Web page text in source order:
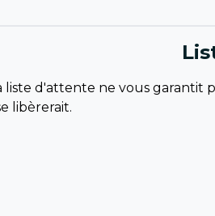
liste d'attente ne vous garantit
libèrerait.